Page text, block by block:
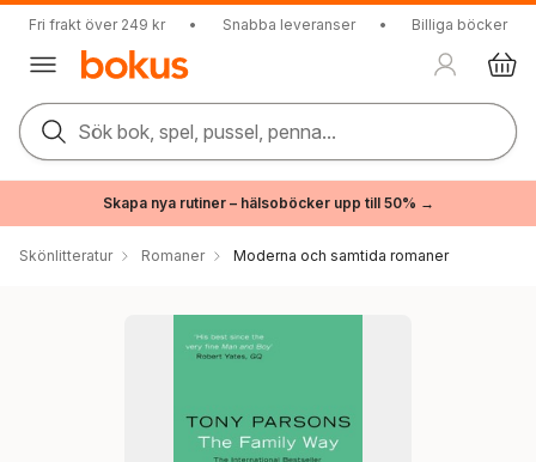
Fri frakt över 249 kr • Snabba leveranser • Billiga böcker
Sök bok, spel, pussel, penna...
Skapa nya rutiner – hälsoböcker upp till 50% →
Skönlitteratur Romaner Moderna och samtida romaner